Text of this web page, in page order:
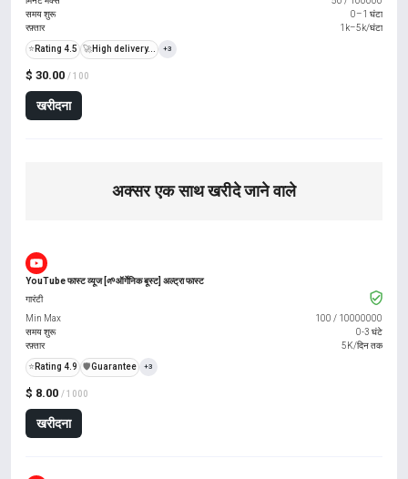
$ 30.00 / 100
खरीदना
समय शुरू
0–1 घंटा
रफ़्तार
1k–5k/घंटा
⭐ Rating 4.5 🚀High delivery... +3
अक्सर एक साथ खरीदे जाने वाले
YouTube फास्ट व्यूज [🌱ऑर्गेनिक बूस्ट] अल्ट्रा फास्ट
$ 8.00 / 1000
खरीदना
गारंटी
Min Max
100 / 10000000
समय शुरू
0-3 घंटे
रफ़्तार
5K/दिन तक
⭐ Rating 4.9 ️🛡️Guarantee +3